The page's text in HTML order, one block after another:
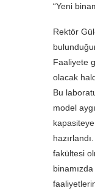
“Yeni
Rektör
Faaliyete
olacak
Bu
model
fakültesi